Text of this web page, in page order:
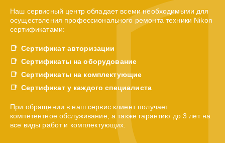
Наш сервисный центр обладает всеми необходимыми для
осуществления профессионального ремонта техники Nikon
сертификатами:
Сертификат авторизации
Сертификаты на оборудование
Сертификаты на комплектующие
Сертификат у каждого специалиста
При обращении в наш сервис клиент получает
компетентное обслуживание, а также гарантию до 3 лет на
все виды работ и комплектующих.